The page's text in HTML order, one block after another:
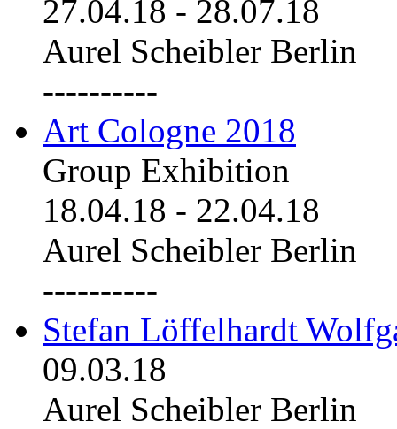
27.04.18 - 28.07.18
Aurel Scheibler Berlin
----------
Art Cologne 2018
Group Exhibition
18.04.18 - 22.04.18
Aurel Scheibler Berlin
----------
Stefan Löffelhardt
09.03.18
Aurel Scheibler Berlin